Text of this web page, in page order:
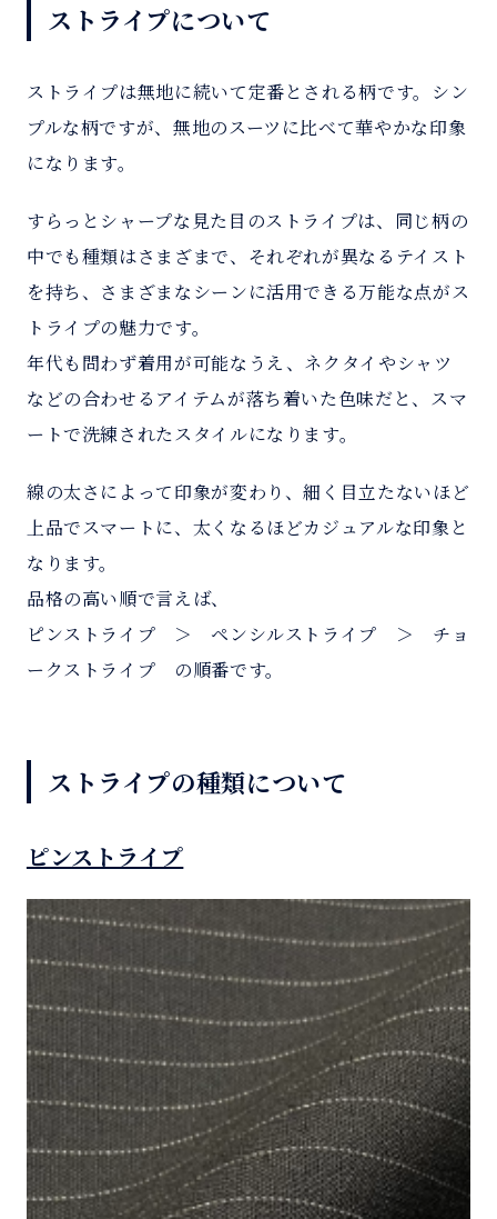
ストライプについて
ストライプは無地に続いて定番とされる柄です。シン
プルな柄ですが、無地のスーツに比べて華やかな印象
になります。
すらっとシャープな見た目のストライプは、同じ柄の
中でも種類はさまざまで、それぞれが異なるテイスト
を持ち、さまざまなシーンに活用できる万能な点がス
トライプの魅力です。
年代も問わず着用が可能なうえ、ネクタイやシャツ
などの合わせるアイテムが落ち着いた色味だと、スマ
ートで洗練されたスタイルになります。
線の太さによって印象が変わり、細く目立たないほど
上品でスマートに、太くなるほどカジュアルな印象と
なります。
品格の高い順で言えば、
ピンストライプ ＞ ペンシルストライプ ＞ チョ
ークストライプ の順番です。
ストライプの種類について
ピンストライプ